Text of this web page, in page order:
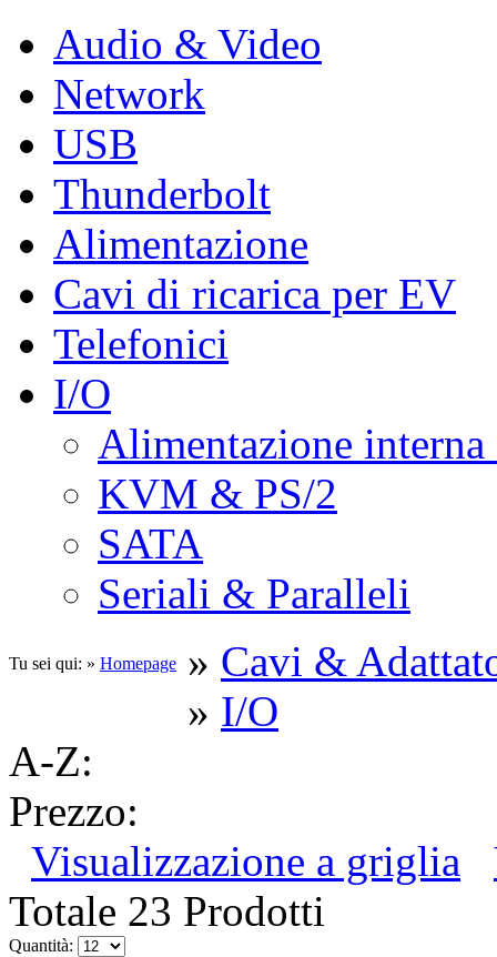
Audio & Video
Network
USB
Thunderbolt
Alimentazione
Cavi di ricarica per EV
Telefonici
I/O
Alimentazione interna
KVM & PS/2
SATA
Seriali & Paralleli
Tu sei qui: » Homepage » Cavi &
» I/O
A-Z:
Prezzo:
Visualizzazione a griglia
Totale 23 Prodotti
Quantità: